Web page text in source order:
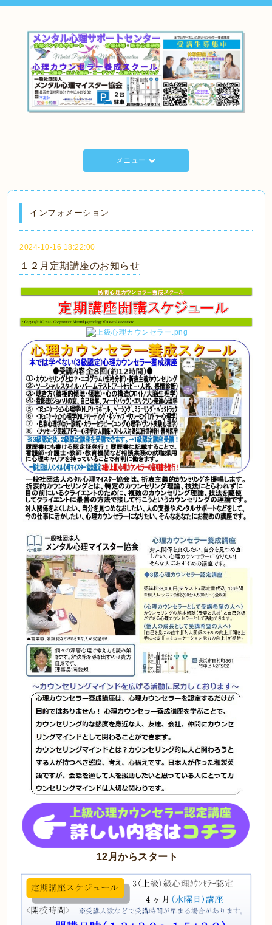
メニュー
インフォメーション
2024-10-16 18:22:00
１２月定期講座のお知らせ
12月からスタート